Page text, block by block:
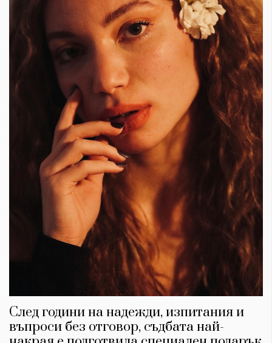
След години на надежди, изпитания и
въпроси без отговор, съдбата най-
Мода
Dialogue
Изкуство
ЗА НАС
Условия за
ползване
Реклама
Политика за